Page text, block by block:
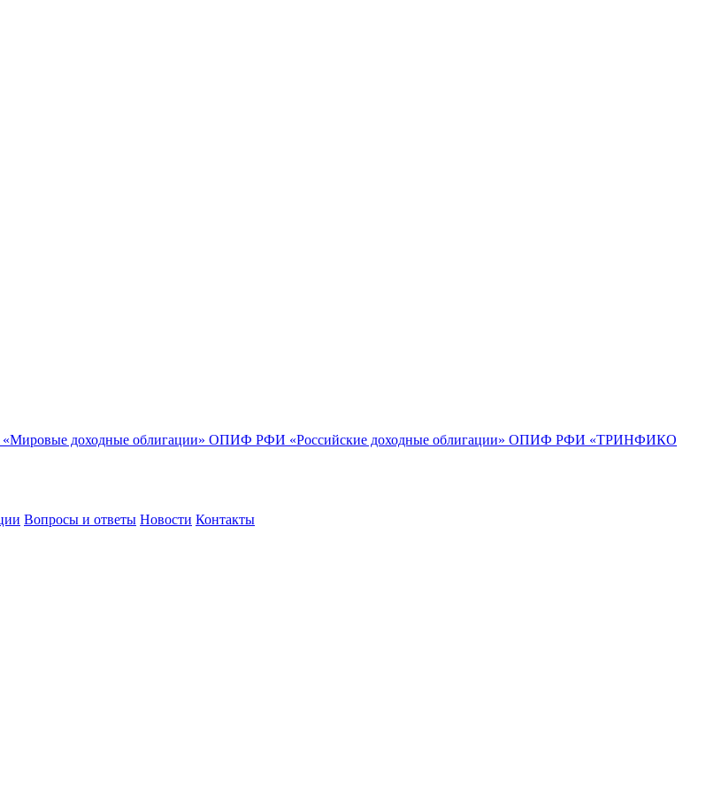
доходные облигации» ОПИФ РФИ «Российские доходные облигации» ОПИФ РФИ «ТРИНФИКО
Вопросы и ответы Новости Контакты